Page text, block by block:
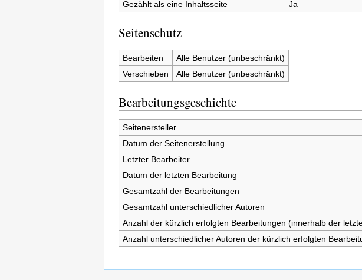
Gezählt als eine Inhaltsseite
Ja
Seitenschutz
Bearbeiten
Alle Benutzer (unbeschränkt)
Verschieben
Alle Benutzer (unbeschränkt)
Bearbeitungsgeschichte
Seitenersteller
Datum der Seitenerstellung
Letzter Bearbeiter
Datum der letzten Bearbeitung
Gesamtzahl der Bearbeitungen
Gesamtzahl unterschiedlicher Autoren
Anzahl der kürzlich erfolgten Bearbeitungen (innerhalb der
Anzahl unterschiedlicher Autoren der kürzlich erfolgten